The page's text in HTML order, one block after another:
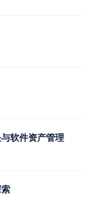
软件资产管理